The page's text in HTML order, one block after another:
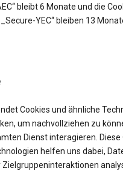
bleibt 6 Monate und die
YEC“ bleiben 13
Cookies und ähnliche
um nachvollziehen zu
Dienst interagieren. Diese
helfen uns dabei,